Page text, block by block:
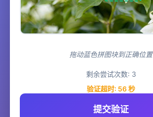
拖动蓝色拼图块到正确位置
剩余尝试次数: 3
验证超时: 56秒
提交验证